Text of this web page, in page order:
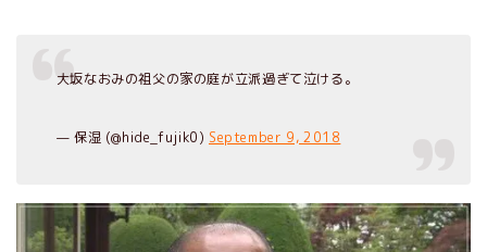
大坂なおみの祖父の家の庭が立派過ぎて泣ける。
— 保湿 (@hide_fujik0) September 9, 2018